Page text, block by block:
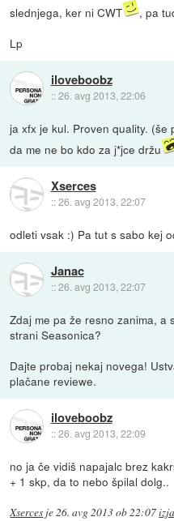
slednjega, ker ni CWT
, pa
Lp
iloveboobz
::26. avg 2013, 22:06
ja xfx je kul. Proven quality.
da me ne bo kdo za j*jce držu
Xserces
::26. avg 2013, 22:07
odleti vsak :) Pa tut s sabo kej
Janac
::26. avg 2013, 22:07
Zdaj me pa že resno zanima, a
strani Seasonica?
Dajte probaj nekaj novega!
plačane reviewe.
iloveboobz
::26. avg 2013, 22:09
no ja če vidiš napajalc brez
+ 1 skp, da to nebo špilal dolg..
Xserces je26. avg 2013 ob 22:07